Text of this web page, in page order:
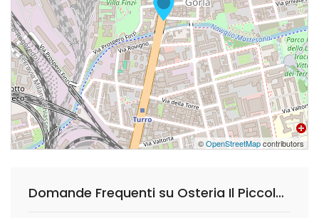
©OpenStreetMapcontributors
Domande Frequenti su Osteria Il Piccolo Porto